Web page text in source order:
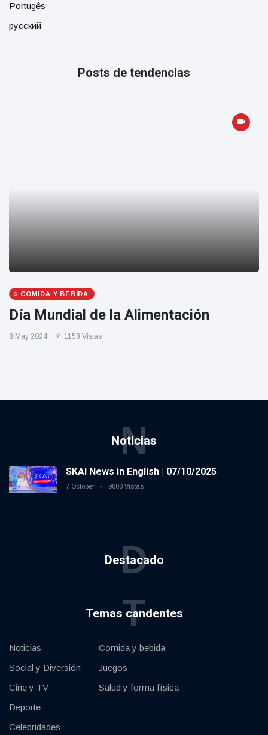
Portugês
русский
Posts de tendencias
COMIDA Y BEBIDA
Día Mundial de la Alimentación
8 May 2024 1158 Vistas
Noticias
N
SKAI News in English | 07/10/2025
7 October 9000 Vistas
Destacado
D
Temas candentes
T
Noticias
Social y Diversión
Cine y TV
Deporte
Celebridades
Comida y bebida
Juegos
Salud y forma física